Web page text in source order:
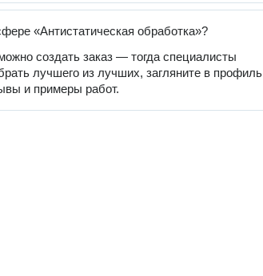
«Антистатическая обработка»?
создать заказ — тогда специалисты
лучшего из лучших, загляните в профиль
и примеры работ.